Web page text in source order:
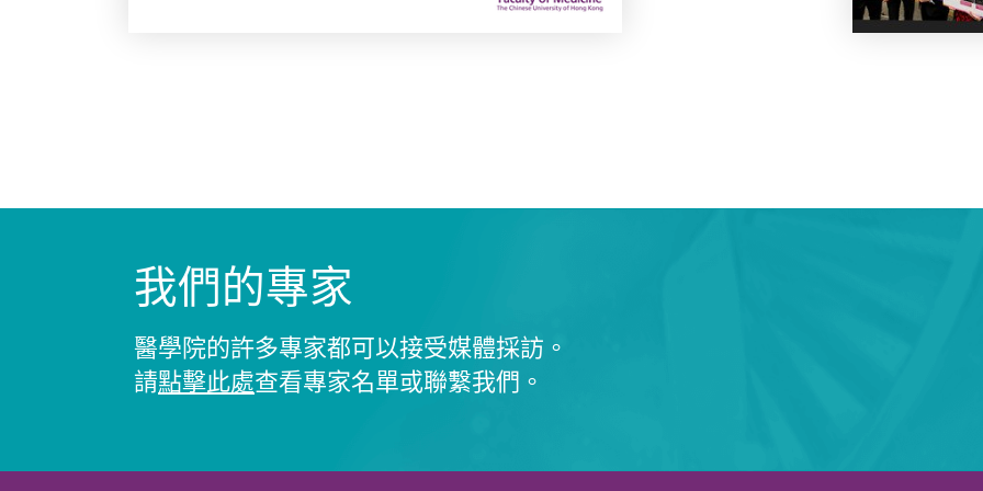
我們的專家
醫學院的許多專家都可以接受媒體採訪。
請點擊此處查看專家名單或聯繫我們。